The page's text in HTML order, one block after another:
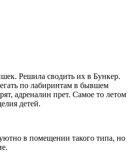
Решила сводить их в Бункер.
по лабиринтам в бывшем
адреналин прет. Самое то летом
детей.
в помещении такого типа, но